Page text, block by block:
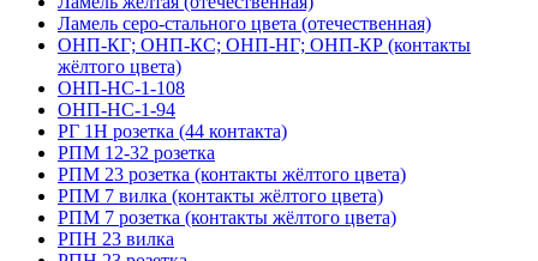
Ламель серо-стального цвета (отечественная)
ОНП-КГ; ОНП-КС; ОНП-НГ; ОНП-КР (контакты
жёлтого цвета)
ОНП-НС-1-108
ОНП-НС-1-94
РГ 1Н розетка (44 контакта)
РПМ 12-32 розетка
РПМ 23 розетка (контакты жёлтого цвета)
РПМ 7 вилка (контакты жёлтого цвета)
РПМ 7 розетка (контакты жёлтого цвета)
РПН 23 вилка